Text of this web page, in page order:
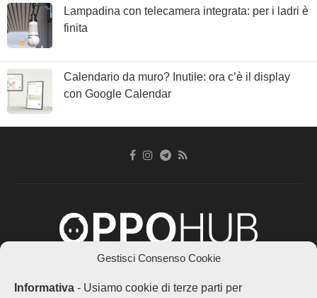
Gestisci Consenso Cookie
Informativa - Usiamo cookie di terze parti per
Lampadina con telecamera integrata: per i ladri è
finita
Calendario da muro? Inutile: ora c’è il display
con Google Calendar
Cookie policy